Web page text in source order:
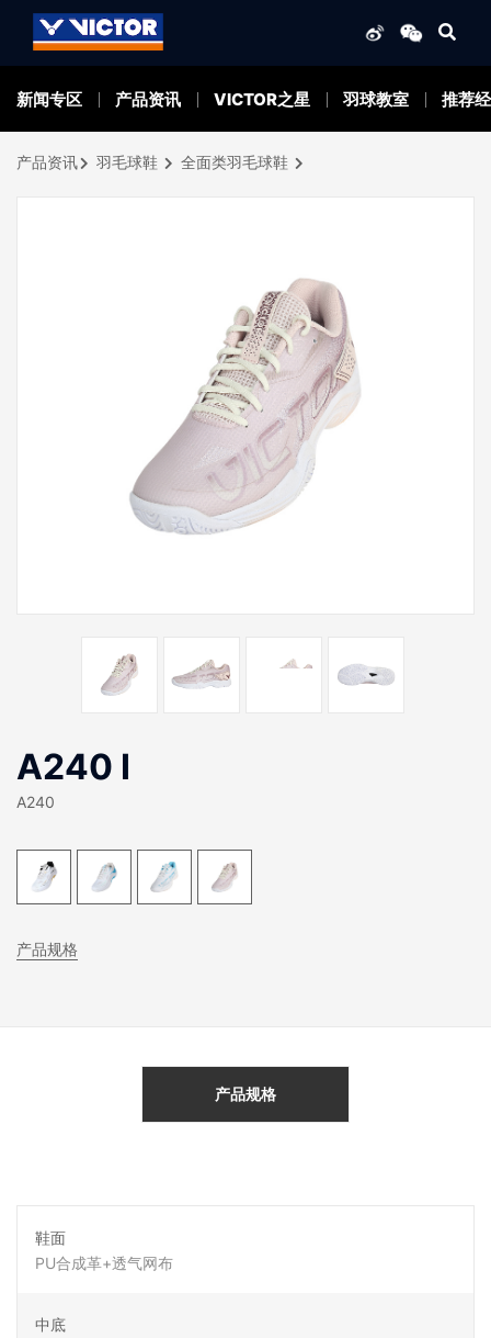
新闻专区 产品资讯 VICTOR之星 羽球教室 推荐
产品资讯 羽毛球鞋 全面类羽毛球鞋
A240 I
A240
产品规格
产品规格
鞋面
PU合成革+透气网布
中底